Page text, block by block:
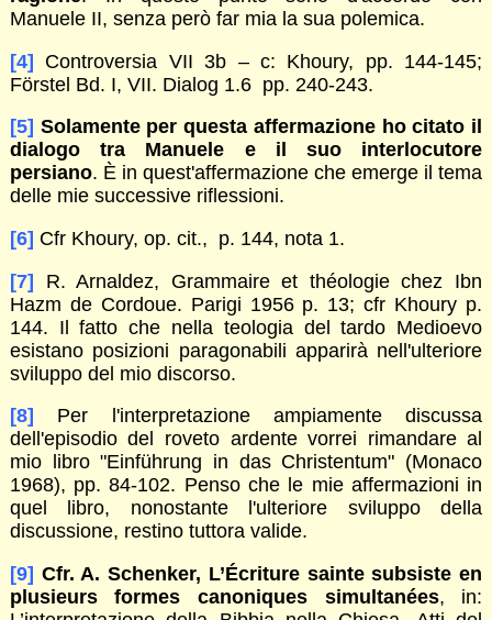
Manuele II, senza però far mia la sua polemica.
[4] Controversia VII 3b – c: Khoury, pp. 144-145;
Förstel Bd. I, VII. Dialog 1.6 pp. 240-243.
[5] Solamente per questa affermazione ho citato il
dialogo tra Manuele e il suo interlocutore
persiano. È in quest'affermazione che emerge il tema
delle mie successive riflessioni.
[6] Cfr Khoury, op. cit., p. 144, nota 1.
[7] R. Arnaldez, Grammaire et théologie chez Ibn
Hazm de Cordoue. Parigi 1956 p. 13; cfr Khoury p.
144. Il fatto che nella teologia del tardo Medioevo
esistano posizioni paragonabili apparirà nell'ulteriore
sviluppo del mio discorso.
[8]
Per l'interpretazione ampiamente discussa
dell'episodio del roveto ardente vorrei rimandare al
mio libro "Einführung in das Christentum" (Monaco
1968), pp. 84-102. Penso che le mie affermazioni in
quel libro, nonostante l'ulteriore sviluppo della
discussione, restino tuttora valide.
[9] Cfr. A. Schenker, L’Écriture sainte subsiste en
plusieurs formes canoniques simultanées, in: